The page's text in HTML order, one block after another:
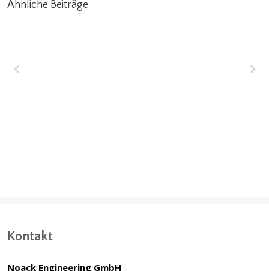
Ähnliche Beiträge
Kontakt
Noack Engineering GmbH